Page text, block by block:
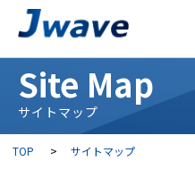
Site Map
サイトマップ
TOP > サイトマップ